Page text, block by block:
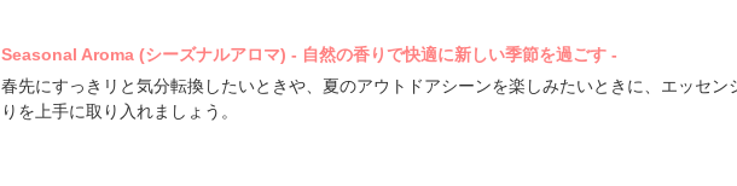
Seasonal Aroma (シーズナルアロマ) - 自然の香りで快適に新しい季節を過ごす -
春先にすっきリと気分転換したいときや、夏のアウトドアシーンを楽しみたいときに、エッセン
りを上手に取り入れましょう。